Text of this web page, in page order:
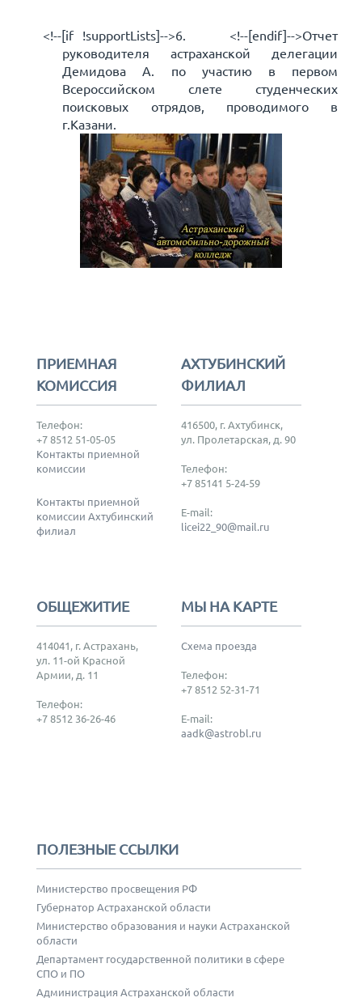
<!--[if !supportLists]-->6. <!--[endif]-->Отчет
руководителя астраханской делегации
Демидова А. по участию в первом
Всероссийском слете студенческих
поисковых отрядов, проводимого в
г.Казани.
ПРИЕМНАЯ
КОМИССИЯ
Телефон:
+7 8512 51-05-05
Контакты приемной
комиссии
Контакты приемной
комиссии Ахтубинский
филиал
АХТУБИНСКИЙ
ФИЛИАЛ
416500, г. Ахтубинск,
ул. Пролетарская, д. 90
Телефон:
+7 85141 5-24-59
E-mail:
licei22_90@mail.ru
ОБЩЕЖИТИЕ
414041, г. Астрахань,
ул. 11-ой Красной
Армии, д. 11
Телефон:
+7 8512 36-26-46
МЫ НА КАРТЕ
Схема проезда
Телефон:
+7 8512 52-31-71
E-mail:
aadk@astrobl.ru
ПОЛЕЗНЫЕ ССЫЛКИ
Министерство просвещения РФ
Губернатор Астраханской области
Министерство образования и науки Астраханской
области
Департамент государственной политики в сфере
СПО и ПО
Администрация Астраханской области